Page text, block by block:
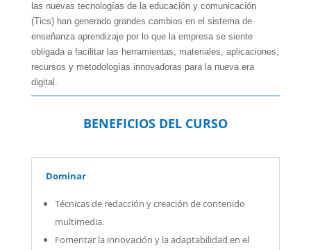
las nuevas tecnologías de la educación y comunicación
(Tics) han generado grandes cambios en el sistema de
enseñanza aprendizaje por lo que la empresa se siente
obligada a facilitar las herramientas, materiales, aplicaciones,
recursos y metodologías innovadoras para la nueva era
digital.
BENEFICIOS DEL CURSO
Dominar
Técnicas de redacción y creación de contenido
multimedia.
Fomentar la innovación y la adaptabilidad en el